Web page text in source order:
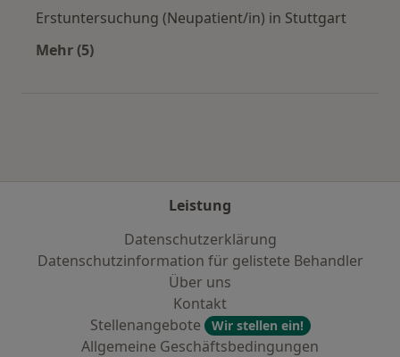
Erstuntersuchung (Neupatient/in) in Stuttgart
Mehr (5)
Leistung
Datenschutzerklärung
Datenschutzinformation für gelistete Behandler
Über uns
Kontakt
Stellenangebote
Wir stellen ein!
Allgemeine Geschäftsbedingungen